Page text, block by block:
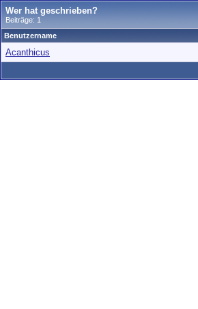
Wer hat geschrieben?
Beiträge: 1
Benutzername
Acanthicus